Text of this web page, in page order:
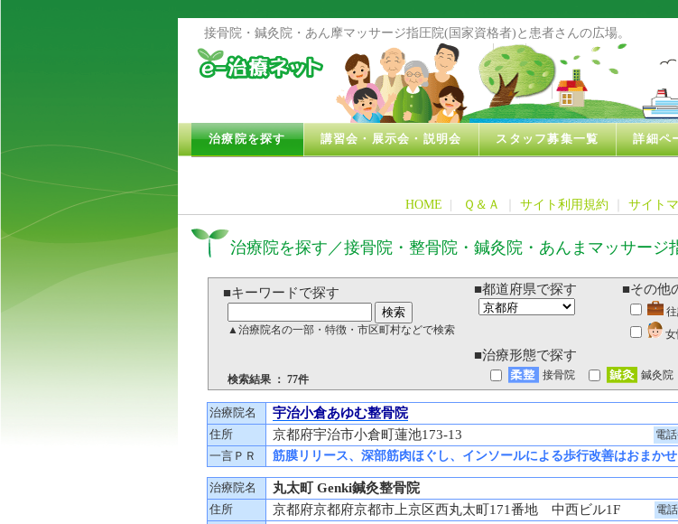
接骨院・鍼灸院・あん摩マッサージ指圧院(国家資格者)と患者さんの広場。
治療院を探す 講習会・展示会・説明会 スタッフ募集一覧 詳細ペ
HOME | Ｑ＆Ａ サイト利用規約 サイト
治療院を探す／接骨院・整骨院・鍼灸院・あんまマッサージ
■キーワードで探す
▲治療院名の一部・特徴・市区町村などで検索
■都道府県で探す ■その他
女
検索結果 ： 77件
■治療形態で探す
接骨院 鍼灸院
治療院名 宇治小倉あゆむ整骨院
住所 京都府宇治市小倉町蓮池173-13 電
一言ＰＲ 筋膜リリース、深部筋肉ほぐし、インソールによる歩行改善はおまかせ
治療院名 丸太町 Genki鍼灸整骨院
住所 京都府京都府京都市上京区西丸太町171番地 中西ビル1F 電